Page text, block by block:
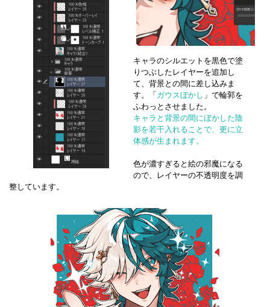
キャラのシルエットを黒色で塗
りつぶしたレイヤーを追加し
て、背景との間に差し込みま
す。「ガウスぼかし 」で輪郭を
ふわっとさせました。
キャラと背景の間にぼかした陰
影を若干入れることで、更に立
体感が生まれます。
色が濃すぎると絵の邪魔になる
ので、レイヤーの不透明度を調
整しています。